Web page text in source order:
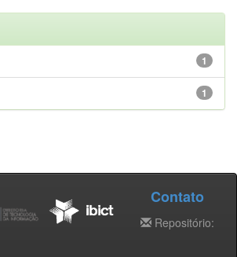
1
1
Contato
Repositório: